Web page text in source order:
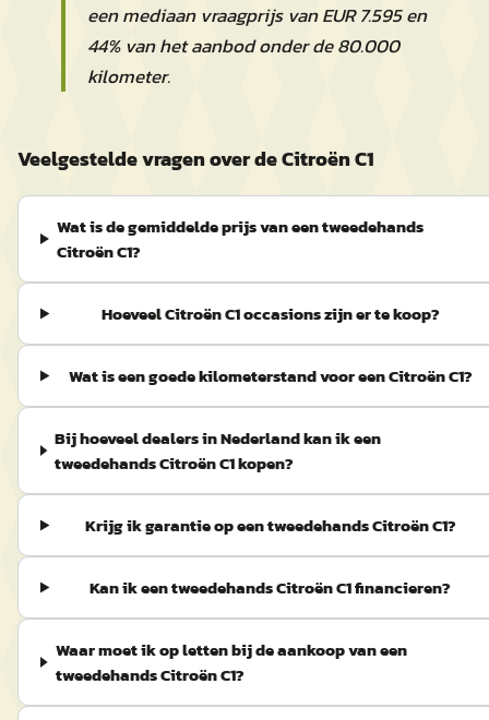
een mediaan vraagprijs van EUR 7.595 en
44% van het aanbod onder de 80.000
kilometer.
Veelgestelde vragen over de Citroën C1
Wat is de gemiddelde prijs van een tweedehands
Citroën C1?
Hoeveel Citroën C1 occasions zijn er te koop?
Wat is een goede kilometerstand voor een Citroën C1?
Bij hoeveel dealers in Nederland kan ik een
tweedehands Citroën C1 kopen?
Krijg ik garantie op een tweedehands Citroën C1?
Kan ik een tweedehands Citroën C1 financieren?
Waar moet ik op letten bij de aankoop van een
tweedehands Citroën C1?